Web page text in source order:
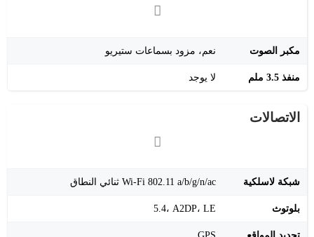
مكبر الصوت نعم، مزود بسماعات ستيريو
منفذ 3.5 ملم لا يوجد
الاتصالات
شبكة لاسلكية ‎Wi-Fi 802.11 a/b/g/n/ac‎ ثنائي النطاق
بلوتوث ‎5.4‎، A2DP، LE